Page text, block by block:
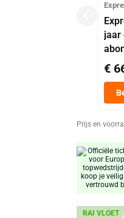
jaar
€
Prijs en
RAI VLOET